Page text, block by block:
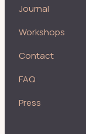
Journal
Workshops
Contact
FAQ
Press